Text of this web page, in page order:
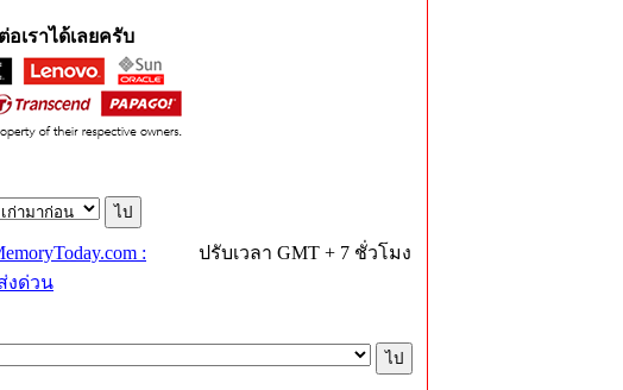
เราได้เลยครับ
:
งด่วน
ปรับเวลา GMT + 7 ชั่วโมง